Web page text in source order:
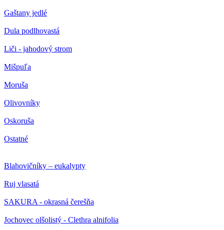
Gaštany jedlé
Dula podlhovastá
Liči - jahodový strom
Mišpuľa
Moruša
Olivovníky
Oskoruša
Ostatné
Blahovičníky – eukalypty
Ruj vlasatá
SAKURA - okrasná čerešňa
Jochovec olšolistý - Clethra alnifolia